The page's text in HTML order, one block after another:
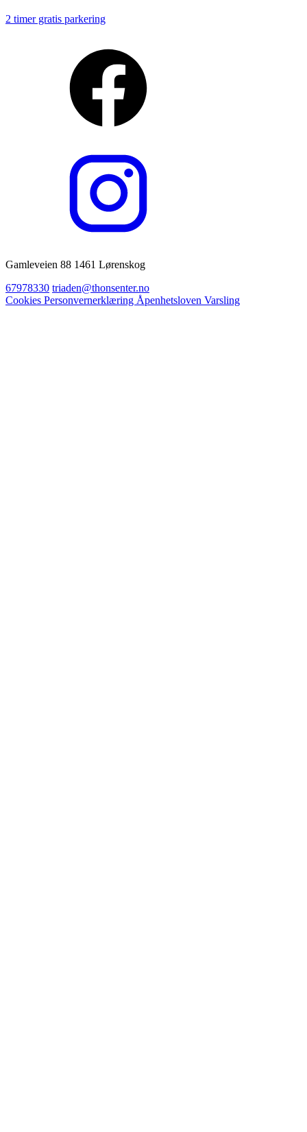
2 timer gratis parkering
Gamleveien 88 1461 Lørenskog
67978330 triaden@thonsenter.no
Cookies Personvernerklæring Åpenhetsloven Varsling